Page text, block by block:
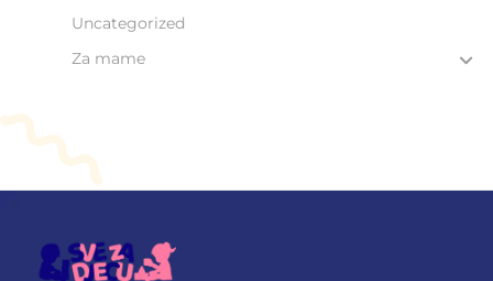
Uncategorized
Za mame